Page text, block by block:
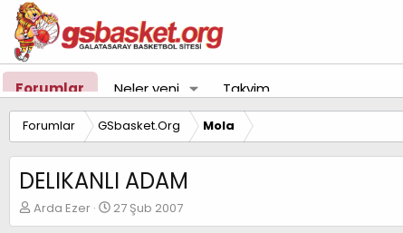
Forumlar Neler yeni Takvim
Forumlar GSbasket.Org Mola
DELIKANLI ADAM
K
o
Arda Ezer
B
a
27 Şub 2007